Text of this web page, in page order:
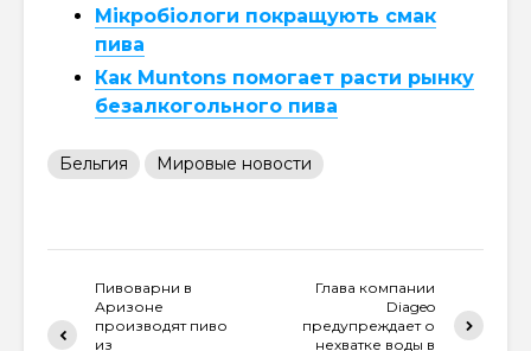
Мікробіологи покращують смак
пива
Как Muntons помогает расти рынку
безалкогольного пива
Бельгия Мировые новости
Пивоварни в
Аризоне
производят пиво
из
Глава компании
Diageo
предупреждает о
нехватке воды в